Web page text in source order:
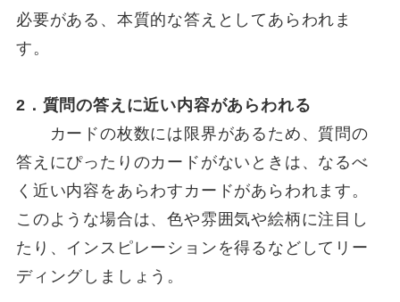
必要がある、本質的な答えとしてあらわれま
す。
2．質問の答えに近い内容があらわれる
カードの枚数には限界があるため、質問の
答えにぴったりのカードがないときは、なるべ
く近い内容をあらわすカードがあらわれます。
このような場合は、色や雰囲気や絵柄に注目し
たり、インスピレーションを得るなどしてリー
ディングしましょう。